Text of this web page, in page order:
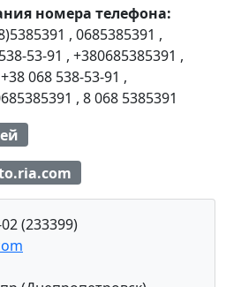
номера телефона:
, 0685385391 ,
53-91 , +380685385391 ,
+38 068 538-53-91 ,
, 8 068 5385391
(233399)